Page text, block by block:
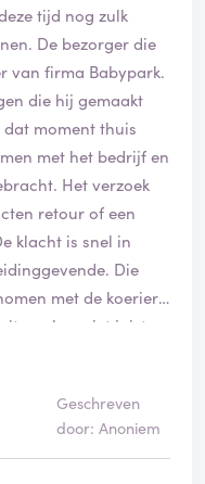
tijd nog zulk
De bezorger die
van firma Babypark.
die hij gemaakt
moment thuis
met het bedrijf en
Het verzoek
retour of een
klacht is snel in
Die
met de koerier.
niet juist
laten
een cadeaubon
geen financiële
niet mee akkoord
Geschreven
door: Anoniem